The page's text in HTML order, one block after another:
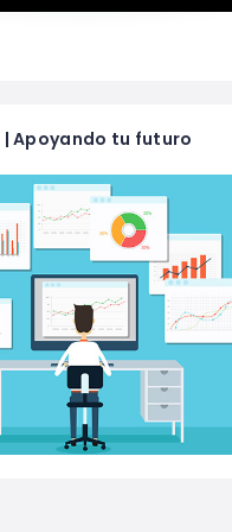
| Apoyando tu futuro